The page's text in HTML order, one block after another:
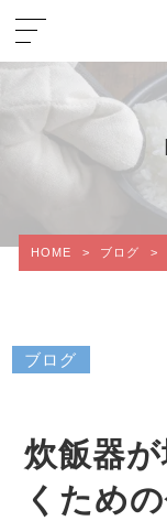
HOME > ブログ >
ブログ
炊飯器
くため